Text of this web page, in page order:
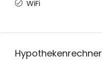
WiFi
Hypothekenrechner